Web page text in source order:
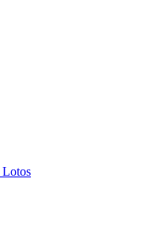
Lotos